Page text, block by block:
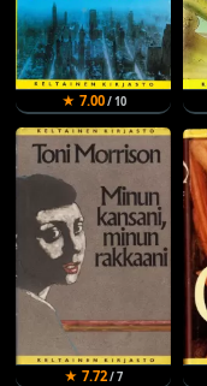
★ 7.00/ 10
★ 7.72/ 7